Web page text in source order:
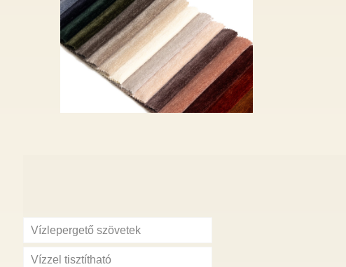
ZEN – 22 szín – 8
290 Ft
Vízlepergető szövetek
Vízzel tisztítható